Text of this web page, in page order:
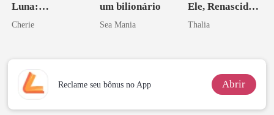
Luna:
Dançando com
Cherie
um bilionário
Sea Mania
Ele, Renascida
como Estrela
Thalia
Reclame seu bônus no App Abrir